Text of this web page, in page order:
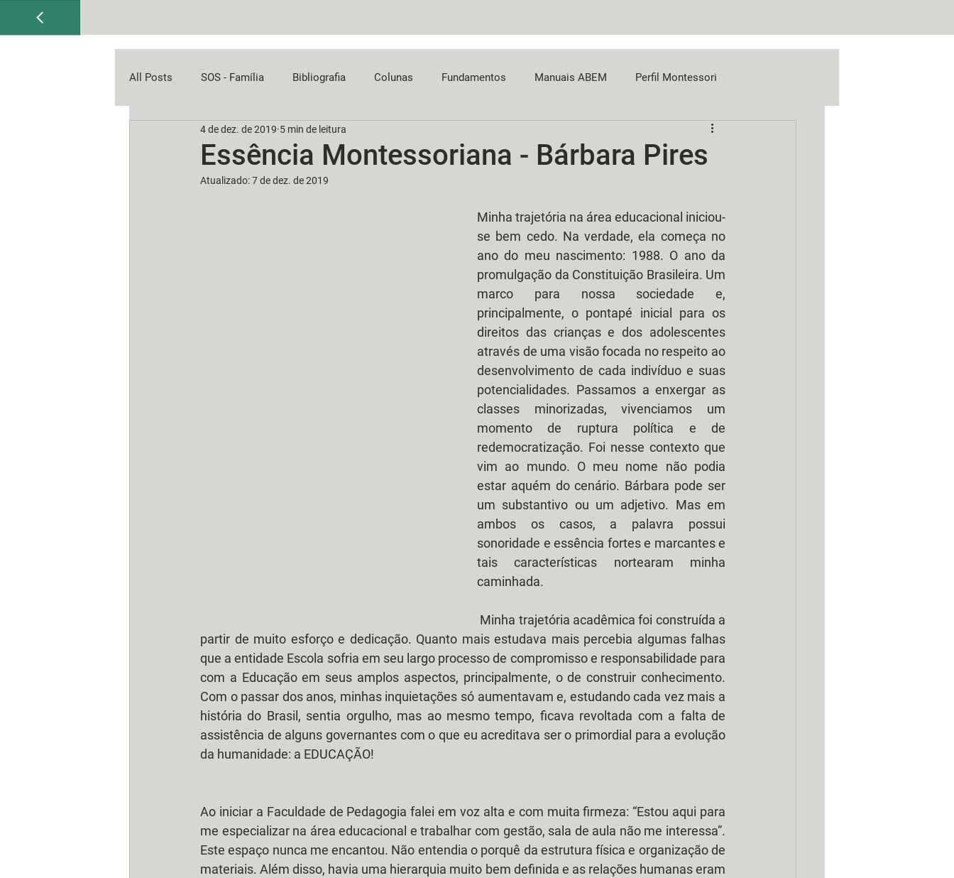
All Posts SOS - Família Bibliografia Colunas Fundamentos Manuais ABEM Perfil Montessori
Essência Montessoriana - Bárbara Pires
4 de dez. de 2019 5 min de leitura
Atualizado:7 de dez. de 2019
Minha trajetória na área educacional iniciou-
se bem cedo. Na verdade, ela começa no
ano do meu nascimento: 1988. O ano da
promulgação da Constituição Brasileira. Um
marco para nossa sociedade e,
principalmente, o pontapé inicial para os
direitos das crianças e dos adolescentes
através de uma visão focada no respeito ao
desenvolvimento de cada indivíduo e suas
potencialidades. Passamos a enxergar as
classes minorizadas, vivenciamos um
momento de ruptura política e de
redemocratização. Foi nesse contexto que
vim ao mundo. O meu nome não podia
estar aquém do cenário. Bárbara pode ser
um substantivo ou um adjetivo. Mas em
ambos os casos, a palavra possui
sonoridade e essência fortes e marcantes e
tais características nortearam minha
caminhada.
partir de muito esforço e dedicação. Quanto mais estudava mais percebia algumas falhas
que a entidade Escola sofria em seu largo processo de compromisso e responsabilidade para
com a Educação em seus amplos aspectos, principalmente, o de construir conhecimento.
Com o passar dos anos, minhas inquietações só aumentavam e, estudando cada vez mais a
história do Brasil, sentia orgulho, mas ao mesmo tempo, ficava revoltada com a falta de
assistência de alguns governantes com o que eu acreditava ser o primordial para a evolução
da humanidade: a EDUCAÇÃO!
Ao iniciar a Faculdade de Pedagogia falei em voz alta e com muita firmeza: “Estou aqui para
me especializar na área educacional e trabalhar com gestão, sala de aula não me interessa”.
Este espaço nunca me encantou. Não entendia o porquê da estrutura física e organização de
materiais. Além disso, havia uma hierarquia muito bem definida e as relações humanas eram